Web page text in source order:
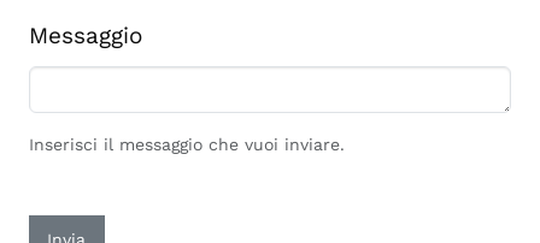
Messaggio
Inserisci il messaggio che vuoi inviare.